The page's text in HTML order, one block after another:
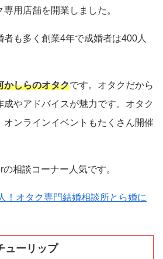
用店舗を開業しました。
も多く創業4年で成婚者は400人
かしらのオタクです。オタクだから
成やアドバイスが魅力です。オタク
オンラインイベントもたくさん開催
相談コーナー人気です。
！オタク専門結婚相談所とら婚に
ューリップ